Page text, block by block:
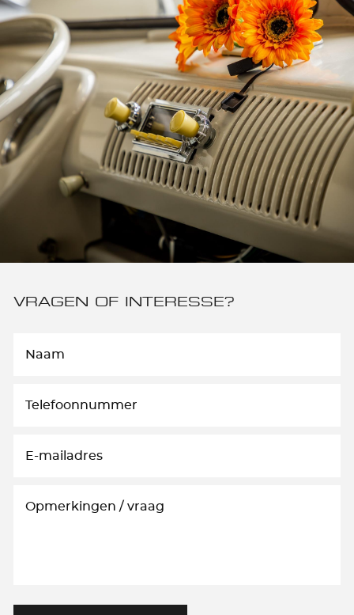
VRAGEN OF INTERESSE?